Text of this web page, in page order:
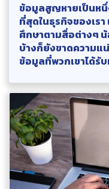
ข้อมูลสูญหายเป็นหนึ่
ที่สุดในธุรกิจของเร
ศึกษาตามสื่อต่างๆ
บ้างก็ยังขาดความแ
ข้อมูลที่พวกเขาได้รั